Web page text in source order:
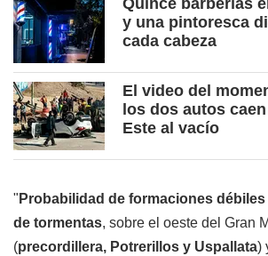
Quince barberías
y una pintoresca
cada cabeza
El video del
los dos autos
Este al vacío
" Probabilidad de formaciones
de tormentas, sobre el oeste del Gran
(precordillera, Potrerillos y Uspallata)